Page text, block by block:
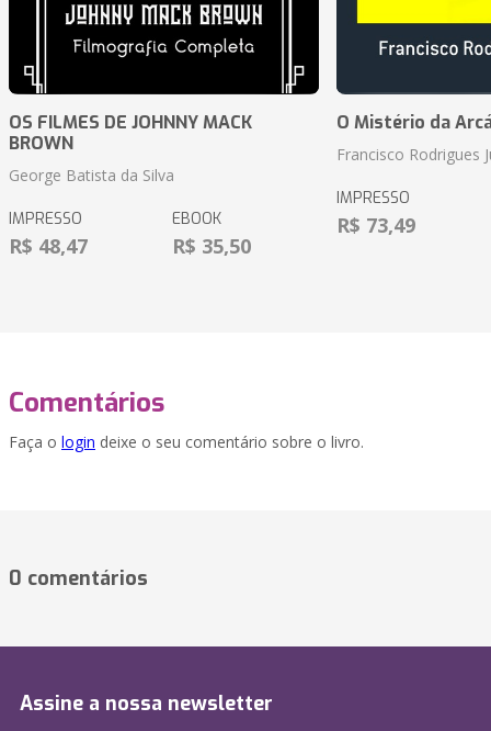
OS FILMES DE JOHNNY MACK
BROWN
George Batista da Silva
IMPRESSO
R$ 48,47
EBOOK
R$ 35,50
O Mistério da
Francisco Rodrigues
IMPRESSO
R$ 73,49
Comentários
Faça o login deixe o seu comentário sobre o livro.
0 comentários
Assine a nossa newsletter